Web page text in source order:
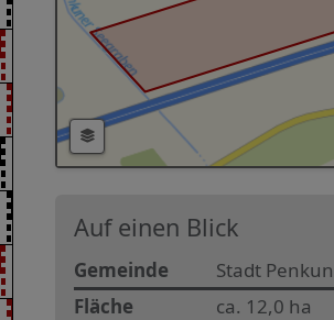
Auf einen Blick
Gemeinde
Stadt Penkun
Fläche
ca. 12,0 ha